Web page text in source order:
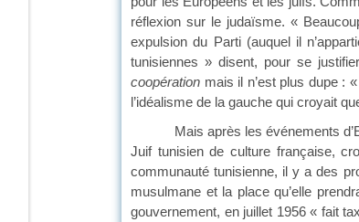
réflexion sur le judaïsme. «
expulsion du Parti (auquel il
tunisiennes » disent, pour se
coopération mais il n’est plus dupe :
l’idéalisme de la gauche qui croyait
Mais après les événements
Juif tunisien de culture française,
communauté tunisienne, il y a des
musulmane et la place qu’elle
gouvernement, en juillet 1956 « fait